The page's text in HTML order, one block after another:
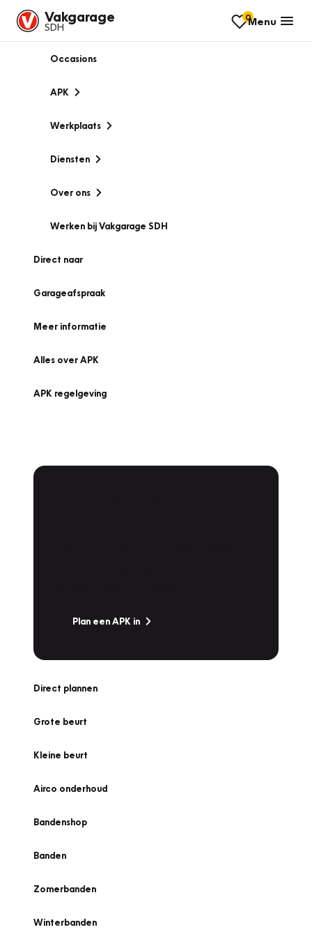
Vakgarage
SDH
0Menu
Occasions
APK
Werkplaats
Diensten
Over ons
Werken bij Vakgarage SDH
Direct naar
Garageafspraak
Meer informatie
Alles over APK
APK regelgeving
Plan een APK in
Direct plannen
Grote beurt
Kleine beurt
Airco onderhoud
Bandenshop
Banden
Zomerbanden
Winterbanden